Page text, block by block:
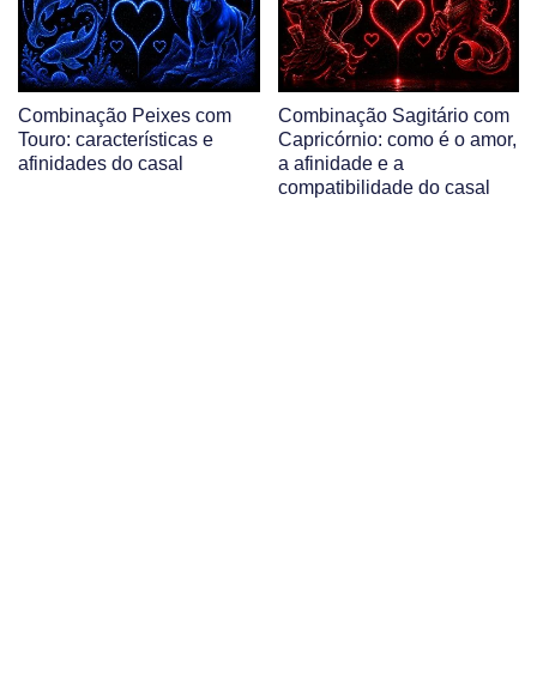
Combinação Peixes com
Touro: características e
afinidades do casal
Combinação Sagitário com
Capricórnio: como é o amor,
a afinidade e a
compatibilidade do casal